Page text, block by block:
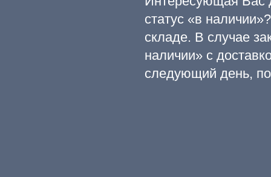
статус «в
складе. В случае
наличии» с
следующий день,